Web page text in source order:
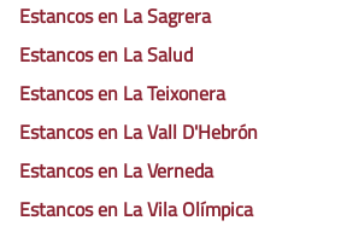
Estancos en La Sagrera
Estancos en La Salud
Estancos en La Teixonera
Estancos en La Vall D'Hebrón
Estancos en La Verneda
Estancos en La Vila Olímpica